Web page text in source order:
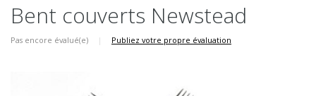
Bent couverts Newstead
Pas encore évalué(e) | Publiez votre propre évaluation